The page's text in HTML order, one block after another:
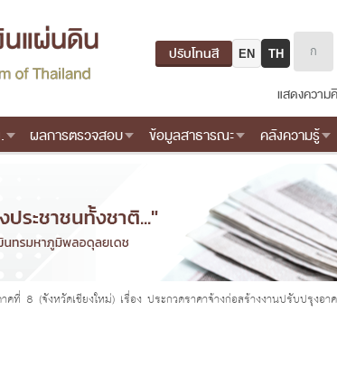
ปรับโทนสี EN TH
แสดงความ
ผลการตรวจสอบ ข้อมูลสาธารณะ คลังความรู้
ที่ 8 (จังหวัดเชียงใหม่) เรื่อง ประกวดราคาจ้างก่อสร้างงานปรับปรุงอ